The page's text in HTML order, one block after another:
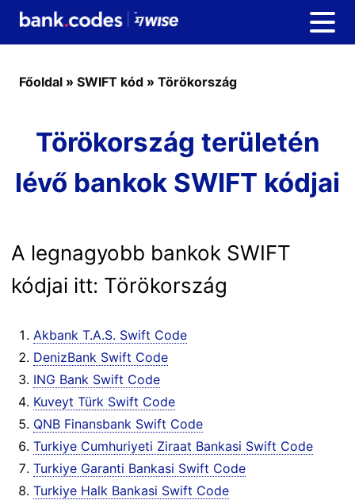
Főoldal » SWIFT kód » Törökország
Törökország területén
lévő bankok SWIFT kódjai
A legnagyobb bankok SWIFT
kódjai itt: Törökország
Akbank T.A.S. Swift Code
DenizBank Swift Code
ING Bank Swift Code
Kuveyt Türk Swift Code
QNB Finansbank Swift Code
Turkiye Cumhuriyeti Ziraat Bankasi Swift Code
Turkiye Garanti Bankasi Swift Code
Turkiye Halk Bankasi Swift Code